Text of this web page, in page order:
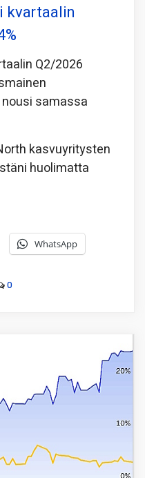
kvartaalin
Q2/2026
samassa
kasvuyritysten
huolimatta
WhatsApp
0